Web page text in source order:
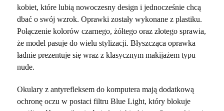
kobiet, które lubią nowoczesny design i jednocześnie chcą
dbać o swój wzrok. Oprawki zostały wykonane z plastiku.
Połączenie kolorów czarnego, żółtego oraz złotego sprawia,
że model pasuje do wielu stylizacji. Błyszcząca oprawka
ładnie prezentuje się wraz z klasycznym makijażem typu
nude.
Okulary z antyrefleksem do komputera mają dodatkową
ochronę oczu w postaci filtru Blue Light, który blokuje